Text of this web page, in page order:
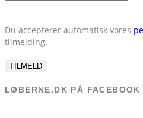
Du accepterer automatisk vores
tilmelding.
LØBERNE.DK PÅ FACEBOOK